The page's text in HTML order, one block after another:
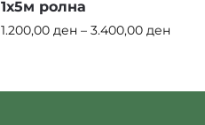
1х5м ролна
1.200,00ден – 3.400,00ден